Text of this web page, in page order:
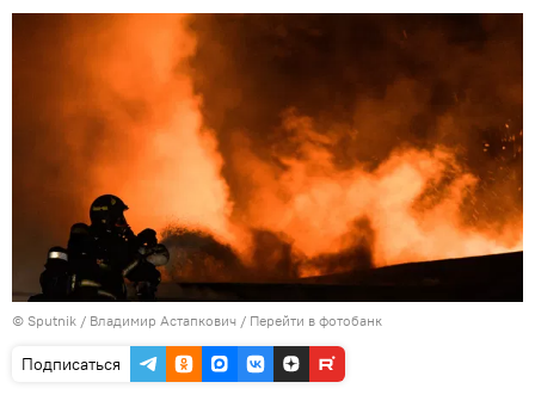
© Sputnik / Владимир Астапкович / Перейти в фотобанк
Подписаться